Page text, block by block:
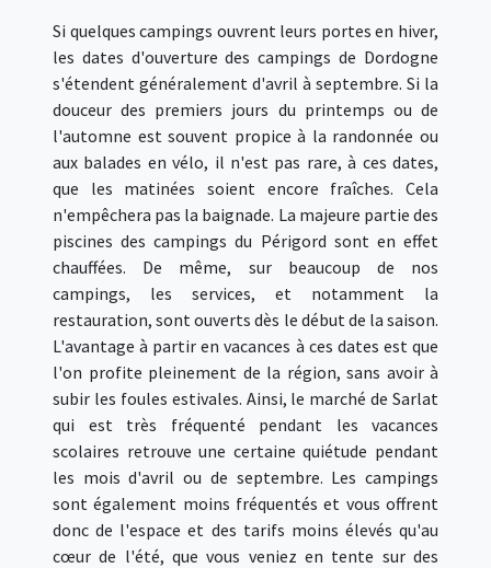
Si quelques campings ouvrent leurs portes en hiver,
les dates d'ouverture des campings de Dordogne
s'étendent généralement d'avril à septembre. Si la
douceur des premiers jours du printemps ou de
l'automne est souvent propice à la randonnée ou
aux balades en vélo, il n'est pas rare, à ces dates,
que les matinées soient encore fraîches. Cela
n'empêchera pas la baignade. La majeure partie des
piscines des campings du Périgord sont en effet
chauffées. De même, sur beaucoup de nos
campings, les services, et notamment la
restauration, sont ouverts dès le début de la saison.
L'avantage à partir en vacances à ces dates est que
l'on profite pleinement de la région, sans avoir à
subir les foules estivales. Ainsi, le marché de Sarlat
qui est très fréquenté pendant les vacances
scolaires retrouve une certaine quiétude pendant
les mois d'avril ou de septembre. Les campings
sont également moins fréquentés et vous offrent
donc de l'espace et des tarifs moins élevés qu'au
cœur de l'été, que vous veniez en tente sur des